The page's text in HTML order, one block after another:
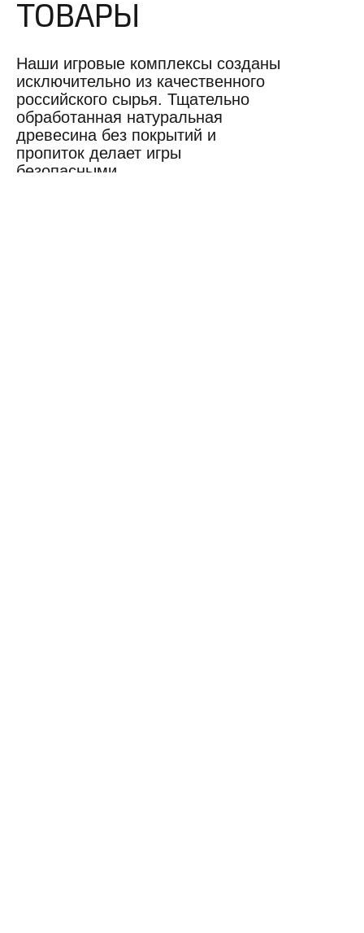
Наши игровые комплексы созданы
исключительно из качественного
российского сырья. Тщательно
обработанная натуральная
древесина без покрытий и
пропиток делает игры
безопасными.
ТОВАРЫ